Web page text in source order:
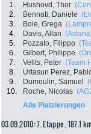
1. Hushovd, Thor
2.
Bennati, Daniele
3.
Bole, Grega
4.
Davis, Allan
5.
Pozzato, Filippo
6.
Gilbert, Philippe
7.
Velits, Peter (Team
8.
Urtasun Perez,
9.
Dumoulin, Samuel
10.
Roche, Nicolas
Alle Platzierungen
03.09.2010: 7. Etappe , 187.1